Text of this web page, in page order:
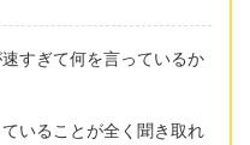
すぎて何を言っているか
いることが全く聞き取れ